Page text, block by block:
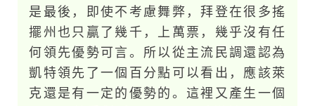
是最後，即使不考慮舞弊，拜登在很多搖
擺州也只贏了幾千，上萬票，幾乎沒有任
何領先優勢可言。所以從主流民調還認為
凱特領先了一個百分點可以看出，應該萊
克還是有一定的優勢的。這裡又產生一個